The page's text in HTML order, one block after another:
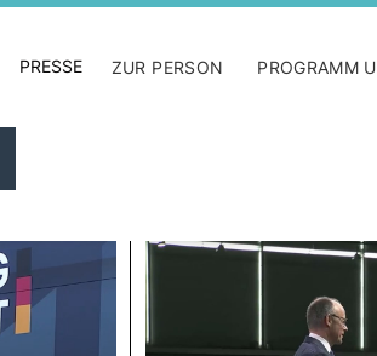
PRESSE ZUR PERSON PROGRAMM